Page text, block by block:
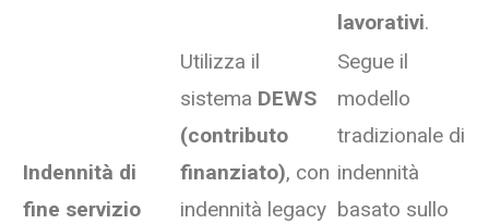
lavorativi.
Indennità di
fine servizio
Utilizza il
sistema DEWS
(contributo
finanziato), con
indennità legacy
Segue il
modello
tradizionale di
indennità
basato sullo